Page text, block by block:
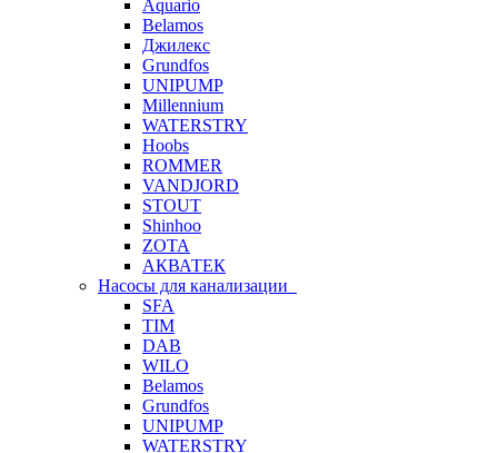
Aquario
Belamos
Джилекс
Grundfos
UNIPUMP
Millennium
WATERSTRY
Hoobs
ROMMER
VANDJORD
STOUT
Shinhoo
ZOTA
АКВАТЕК
Насосы для канализации
SFA
TIM
DAB
WILO
Belamos
Grundfos
UNIPUMP
WATERSTRY